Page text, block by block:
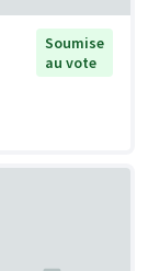
Soumise
au vote